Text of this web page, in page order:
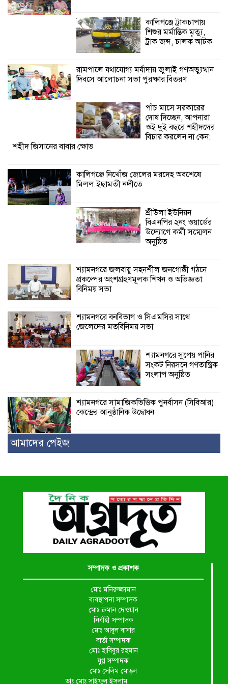
কালিগঞ্জে নিখোঁজ জেলের মরদেহ অবশেষে
মিলল ইছামতী নদীতে
শ্রীউলা ইউনিয়ন
অনুষ্ঠিত
শ্যামনগরে জলবায়ু সহনশীল জনগোষ্ঠী গঠনে
প্রকল্পের অংশগ্রহণমূলক শিখন ও অভিজ্ঞতা
শ্যামনগরে বনবিভাগ ও সিএমসির সাথে
কালিগঞ্জে ট্রাকচাপায়
শিশুর মর্মান্তিক মৃত্যু,
ট্রাক জব্দ, চালক আটক
রামপালে যথাযোগ্য মর্যাদায় জুলাই গণঅভ্যুত্থান
দিবসে আলোচনা সভা পুরষ্কার বিতরণ
পাঁচ মাসে সরকারের
দোষ দিচ্ছেন, আপনারা
ওই দুই বছরে শহীদদের
বিচার করলেন না কেন:
শহীদ জিসানের বাবার ক্ষোভ
কালিগঞ্জে নিখোঁজ জেলের মরদেহ অবশেষে
মিলল ইছামতী নদীতে
শ্রীউলা ইউনিয়ন
বিএনপির ২নং ওয়ার্ডের
উদ্যোগে কর্মী সম্মেলন
অনুষ্ঠিত
শ্যামনগরে জলবায়ু সহনশীল জনগোষ্ঠী গঠনে
প্রকল্পের অংশগ্রহণমূলক শিখন ও অভিজ্ঞতা
বিনিময় সভা
শ্যামনগরে বনবিভাগ ও সিএমসির সাথে
জেলেদের মতবিনিময় সভা
শ্যামনগরে সুপেয় পানির
সংকট নিরসনে গণতান্ত্রিক
সংলাপ অনুষ্ঠিত
শ্যামনগরে সামাজিকভিত্তিক পুনর্বাসন (সিবিআর)
কেন্দ্রের আনুষ্ঠানিক উদ্বোধন
আমাদের পেইজ
সম্পাদক ও প্রকাশক
মোঃ মনিরুজ্জামান
ব্যবস্থাপনা সম্পাদক
মোঃ রুমান দেওয়ান
নির্বাহী সম্পাদক
মোঃ আবুল বাসার
বার্তা সম্পাদক
মোঃ হাবিবুর রহমান
যুগ্ন সম্পাদক
মোঃ সেলিম মোড়ল
ডাঃ মোঃ সাইফুল ইসলাম